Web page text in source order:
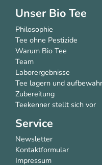
Unser Bio Tee
Philosophie
Tee ohne Pestizide
Warum Bio Tee
Team
Laborergebnisse
Tee lagern und
Zubereitung
Teekenner stellt sich vor
Service
Newsletter
Kontaktformular
Impressum